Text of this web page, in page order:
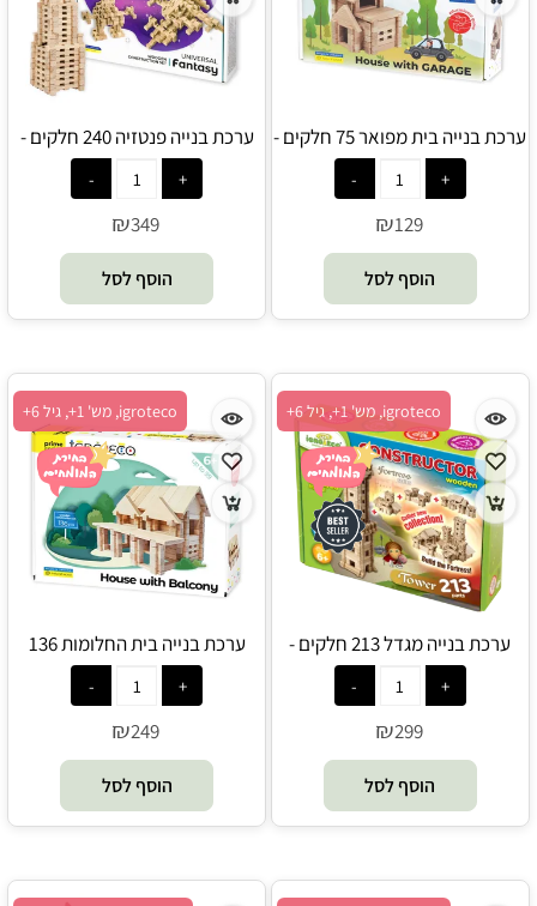
ערכת בנייה בית מפואר 75 חלקים -
Igroteco
₪129
הוסף לסל
ערכת בנייה פנטזיה 240 חלקים -
Igroteco
₪349
הוסף לסל
igroteco, מש' 1+, גיל 6+
ערכת בנייה מגדל 213 חלקים -
Igroteco
₪299
הוסף לסל
igroteco, מש' 1+, גיל 6+
ערכת בנייה בית החלומות 136
חלקים - Igroteco
₪249
הוסף לסל